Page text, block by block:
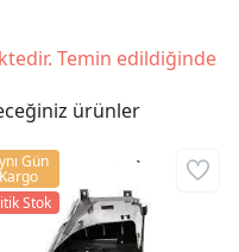
Temin edildiğinde
ürünler
Gün
Kargo
Stok